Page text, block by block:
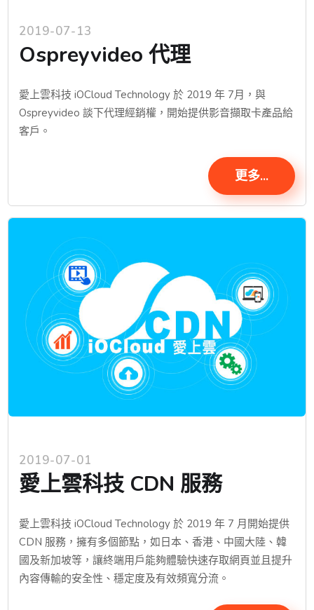
2019-07-13
Ospreyvideo 代理
愛上雲科技 iOCloud Technology 於 2019 年 7月，與
Ospreyvideo 談下代理經銷權，開始提供影音擷取卡產品給
客戶。
更多...
2019-07-01
愛上雲科技 CDN 服務
愛上雲科技 iOCloud Technology 於 2019 年 7 月開始提供
CDN 服務，擁有多個節點，如日本、香港、中國大陸、韓
國及新加坡等，讓終端用戶能夠體驗快速存取網頁並且提升
內容傳輸的安全性、穩定度及有效頻寬分流。